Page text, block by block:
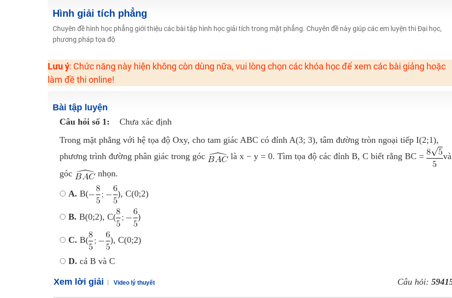
Học online lớp 2 với thầy cô giáo giỏi, nổi tiếng
2K6! Lộ Trình Sun 2024 - Ba bước luyện thi TN THPT - ĐH ít nhất 25 điểm
Hot! Lễ hội đồng giá 449K - 499K toàn bộ khoá học tại Tuyensinh247 (Từ 16-18/07/2025)
Đồng giá khóa học 499K - 399K (13/11-15/11)
Khai giảng các khóa lớp 9 Toán - Lý - Hóa - Văn - Anh năm 2018
Hình giải tích phẳng
Chuyên đề hình học phẳng giới thiệu các bài tập hình học giải tích trong mặt phẳng. Chuyên đề này giúp các em luyện thi Đại học,
phương pháp tọa độ
Lưu ý: Chức năng này hiện không còn dùng nữa, vui lòng chọn các khóa học để xem các bài giảng hoặc
làm đề thi online!
Bài tập luyện
Câu hỏi số 1:
Chưa xác định
Trong mặt phẳng với hệ tọa độ Oxy, cho tam giác ABC có đỉnh A(3; 3), tâm đường tròn ngoại tiếp I(2;1),
phương trình đường phân giác trong góc
là x − y = 0. Tìm tọa độ các đỉnh B, C biết rằng BC =
và
góc
nhọn.
A. B( ), C(0;2)
B. B(0;2), C( )
C. B( ), C(0;2)
D. cả B và C
Xem lời giải Video lý thuyết Câu hỏi: